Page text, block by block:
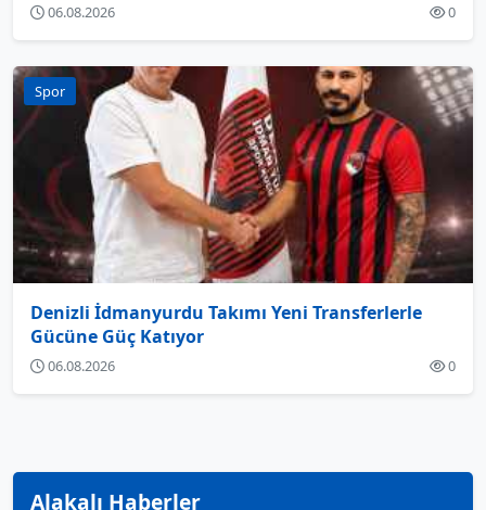
06.08.2026 0
Spor
Denizli İdmanyurdu Takımı Yeni Transferlerle
Gücüne Güç Katıyor
06.08.2026 0
Alakalı Haberler